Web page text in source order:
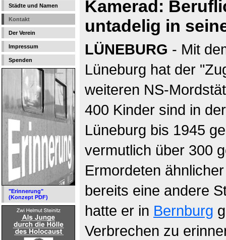
Städte und Namen
Kontakt
Der Verein
Impressum
Spenden
"Erinnerung"
(Konzept PDF)
Kamerad:
untadelig in
LÜNEBURG - Mit
Lüneburg hat der
weiteren NS-
400 Kinder sind in
Lüneburg bis 1945
vermutlich über 300
Ermordeten
bereits eine andere
hatte er in Bernburg
Verbrechen zu